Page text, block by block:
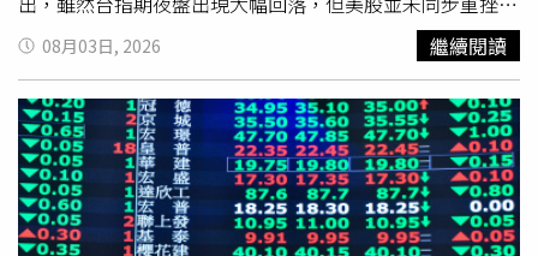
定期檢視機制，原則上每半年檢討一次，以因應國內外市場
環境變化。至於新制上路時仍處於處置期間的股票，也將直
接適用新規定。若依新制計算已達處置天數，將自8月10日
起解除處置；若尚未達5個或7個營業日，則繼續處置至符合
新規定期限為止。同時，除變更交易方式或採分盤集合競價
交易的個股外，其餘處置股票撮合時間均改為約每2分鐘一
次。
「還有就是這波下殺，早就把75萬散戶統統砍在阿呆谷了。
所以台指期的夜盤，本身就是法人之間的短線獲利落袋而
已。」他分析，近期市場氣氛曾相當悲觀，不少投資人選擇
停損離場，甚至暫時退出市場。當散戶普遍轉趨保守、持股
水位降低時，反而有助於多頭行情發展，因為市場籌碼相對
穩定，後續若有資金進場，指數將較容易推升。對於近期市
場將行情定位為「多頭主升段」，周代運表示，自己早已提
出相同看法，如今只是市場逐漸形成共識。不過，他也提
08月03日, 2026 繼續閱讀